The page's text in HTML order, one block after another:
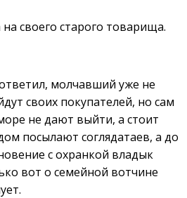
своего старого товарища.
молчавший уже не
своих покупателей, но сам
не дают выйти, а стоит
посылают соглядатаев, а до
с охранкой владык
вот о семейной вотчине